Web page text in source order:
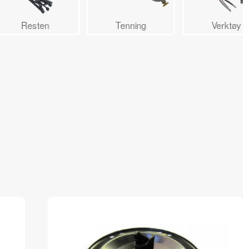
Resten Tenning Verktøy